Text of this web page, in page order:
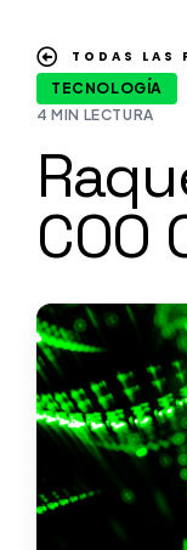
TODAS LAS
TECNOLOGÍA
4 MIN LECTURA